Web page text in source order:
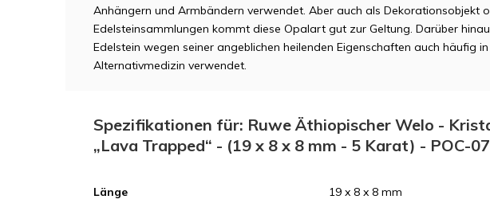
Anhängern und Armbändern verwendet. Aber auch als Dekorationsobjekt
Edelsteinsammlungen kommt diese Opalart gut zur Geltung. Darüber
Edelstein wegen seiner angeblichen heilenden Eigenschaften auch häufig
Alternativmedizin verwendet.
Spezifikationen für: Ruwe Äthiopischer Welo -
„Lava Trapped“ - (19 x 8 x 8 mm - 5 Karat) - POC-
Länge 19 x 8 x 8 mm